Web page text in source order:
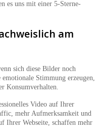
es uns mit einer 5-Sterne-
am
sich diese Bilder noch
Stimmung erzeugen,
Konsumverhalten.
Video auf Ihrer
mehr Aufmerksamkeit und
Ihrer Webseite, schaffen mehr